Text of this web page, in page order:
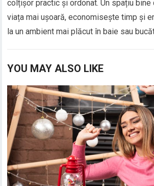
colțișor practic și ordonat. Un spațiu
viața mai ușoară, economisește timp și
la un ambient mai plăcut în baie sau
YOU MAY ALSO LIKE